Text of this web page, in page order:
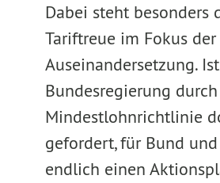
Dabei steht besonders
Tariftreue im Fokus der
Auseinandersetzung.
Bundesregierung
Mindestlohnrichtlinie
gefordert, für Bund
endlich einen